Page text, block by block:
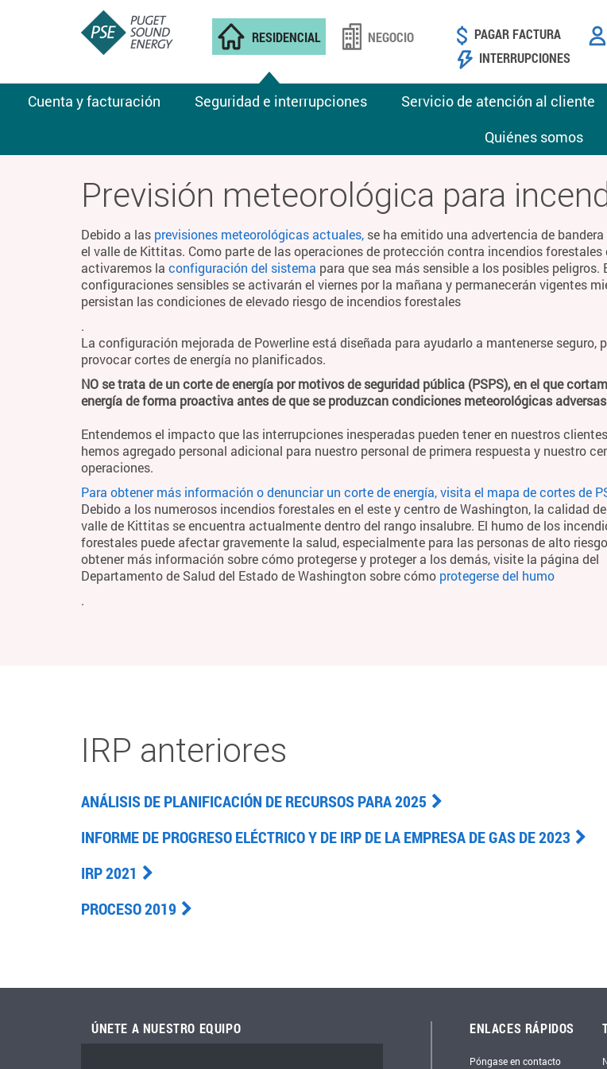
RESIDENCIAL
Cuenta y facturación Seguridad e interrupciones Servicio de atención al cliente
Quiénes somos
NEGOCIO PAGAR FACTURA
INTERRUPCIONES
Previsión meteorológica para
Debido a las previsiones meteorológicas actuales, se ha emitido una advertencia de bandera
el valle de Kittitas. Como parte de las operaciones de protección contra incendios forestales
activaremos la configuración del sistema para que sea más sensible a los posibles peligros.
configuraciones sensibles se activarán el viernes por la mañana y permanecerán vigentes
persistan las condiciones de elevado riesgo de incendios forestales
.
La configuración mejorada de Powerline está diseñada para ayudarlo a mantenerse seguro,
provocar cortes de energía no planificados.
NO se trata de un corte de energía por motivos de seguridad pública (PSPS), en el que
energía de forma proactiva antes de que se produzcan condiciones meteorológicas
Entendemos el impacto que las interrupciones inesperadas pueden tener en nuestros
hemos agregado personal adicional para nuestro personal de primera respuesta y nuestro
operaciones.
Para obtener más información o denunciar un corte de energía, visita el mapa de cortes de
Debido a los numerosos incendios forestales en el este y centro de Washington, la calidad
valle de Kittitas se encuentra actualmente dentro del rango insalubre. El humo de los
forestales puede afectar gravemente la salud, especialmente para las personas de alto
obtener más información sobre cómo protegerse y proteger a los demás, visite la página del
Departamento de Salud del Estado de Washington sobre cómo protegerse del humo
.
IRP anteriores
ANÁLISIS DE PLANIFICACIÓN DE RECURSOS PARA 2025
INFORME DE PROGRESO ELÉCTRICO Y DE IRP DE LA EMPRESA DE GAS DE 2023
IRP 2021
PROCESO 2019
ÚNETE A NUESTRO EQUIPO ENLACES RÁPIDOS
Póngase en contacto